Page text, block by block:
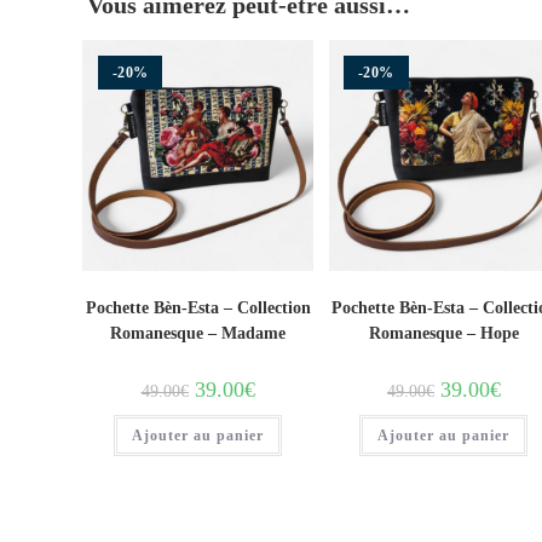
-20%
Pochette Bèn-Esta – Collection
Romanesque – Madame
49.00€ 39.00€
Ajouter au panier
-20%
Pochette Bèn-Esta –
Romanesque – Hope
49.00€ 39.00€
Ajouter au panier